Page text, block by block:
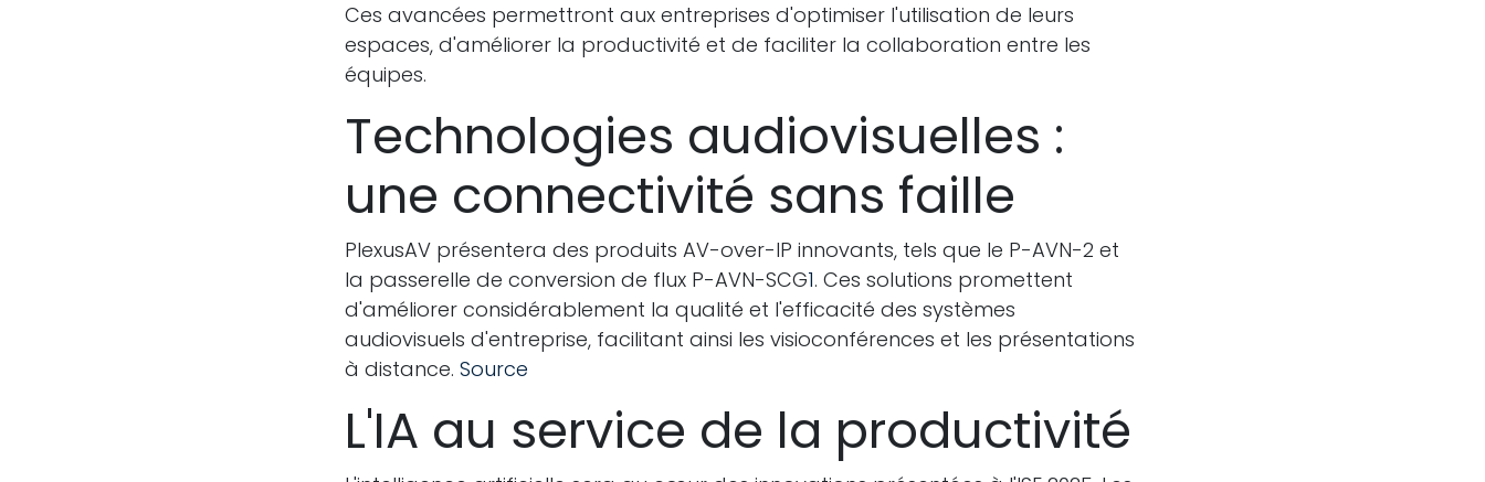
Ces avancées permettront aux entreprises d'optimiser l'utilisation de leurs
espaces, d'améliorer la productivité et de faciliter la collaboration entre les
équipes.
Technologies audiovisuelles :
une connectivité sans faille
PlexusAV présentera des produits AV-over-IP innovants, tels que le P-AVN-2 et
la passerelle de conversion de flux P-AVN-SCG1. Ces solutions promettent
d'améliorer considérablement la qualité et l'efficacité des systèmes
audiovisuels d'entreprise, facilitant ainsi les visioconférences et les présentations
à distance. Source
L'IA au service de la productivité